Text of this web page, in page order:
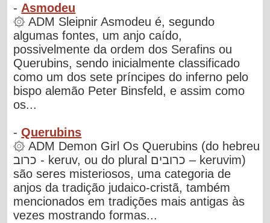
- Asmodeu
۞ ADM Sleipnir Asmodeu é, segundo
algumas fontes, um anjo caído,
possivelmente da ordem dos Serafins ou
Querubins, sendo inicialmente classificado
como um dos sete príncipes do inferno pelo
bispo alemão Peter Binsfeld, e assim como
os...
-Querubins
۞ ADM Demon Girl Os Querubins (do hebreu
כרוב - keruv, ou do plural כרובים – keruvim)
são seres misteriosos, uma categoria de
anjos da tradição judaico-cristã, também
mencionados em tradições mais antigas às
vezes mostrando formas...